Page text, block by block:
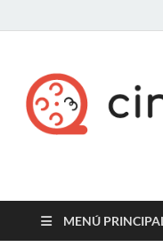
Cine
MENÚ